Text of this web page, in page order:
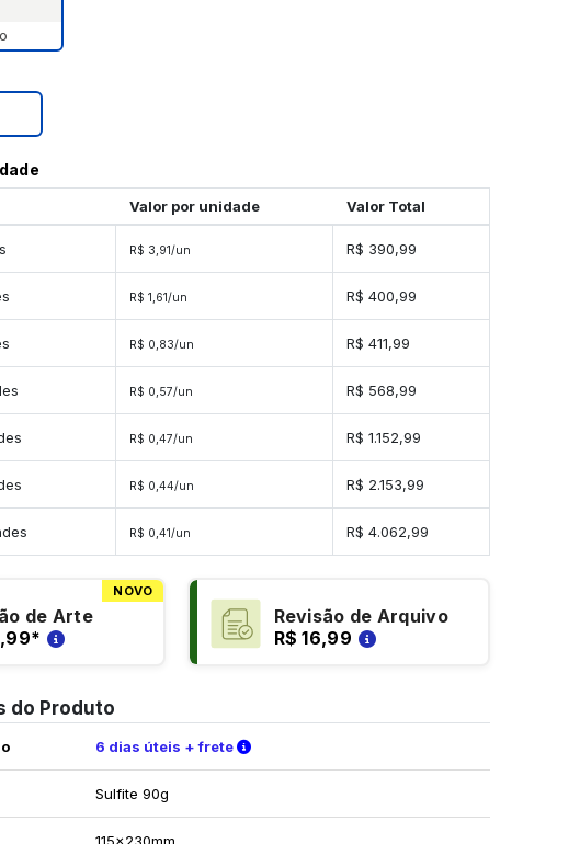
Valor por unidade Valor Total
unidades R$ 3,91/un R$ 390,99
unidades R$ 1,61/un R$ 400,99
unidades R$ 0,83/un R$ 411,99
unidades R$ 0,57/un R$ 568,99
unidades R$ 0,47/un R$ 1.152,99
unidades R$ 0,44/un R$ 2.153,99
unidades R$ 0,41/un R$ 4.062,99
NOVO
de Arte
*
Revisão de Arquivo
R$ 16,99
do Produto
6 dias úteis + frete Verifique as condições de entrega
Sulfite 90g